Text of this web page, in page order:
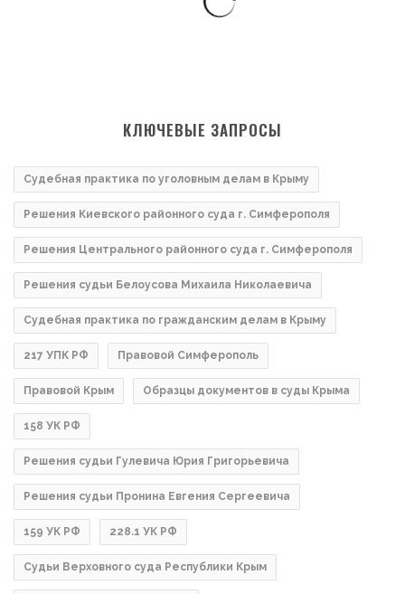
КЛЮЧЕВЫЕ ЗАПРОСЫ
Судебная практика по уголовным делам в Крыму
Решения Киевского районного суда г. Симферополя
Решения Центрального районного суда г. Симферополя
Решения судьи Белоусова Михаила Николаевича
Судебная практика по гражданским делам в Крыму
217 УПК РФ Правовой Симферополь
Правовой Крым Образцы документов в суды Крыма
158 УК РФ
Решения судьи Гулевича Юрия Григорьевича
Решения судьи Пронина Евгения Сергеевича
159 УК РФ 228.1 УК РФ
Судьи Верховного суда Республики Крым